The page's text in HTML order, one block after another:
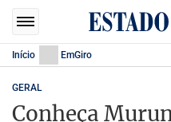
Início EmGiro
GERAL
Conheça